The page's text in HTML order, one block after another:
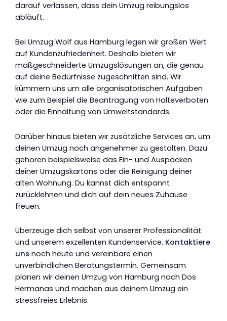
darauf verlassen, dass dein Umzug reibungslos
abläuft.
Bei Umzug Wolf aus Hamburg legen wir großen Wert
auf Kundenzufriedenheit. Deshalb bieten wir
maßgeschneiderte Umzugslösungen an, die genau
auf deine Bedürfnisse zugeschnitten sind. Wir
kümmern uns um alle organisatorischen Aufgaben
wie zum Beispiel die Beantragung von Halteverboten
oder die Einhaltung von Umweltstandards.
Darüber hinaus bieten wir zusätzliche Services an, um
deinen Umzug noch angenehmer zu gestalten. Dazu
gehören beispielsweise das Ein- und Auspacken
deiner Umzugskartons oder die Reinigung deiner
alten Wohnung. Du kannst dich entspannt
zurücklehnen und dich auf dein neues Zuhause
freuen.
Überzeuge dich selbst von unserer Professionalität
und unserem exzellenten Kundenservice. Kontaktiere
uns noch heute und vereinbare einen
unverbindlichen Beratungstermin. Gemeinsam
planen wir deinen Umzug von Hamburg nach Dos
Hermanas und machen aus deinem Umzug ein
stressfreies Erlebnis.